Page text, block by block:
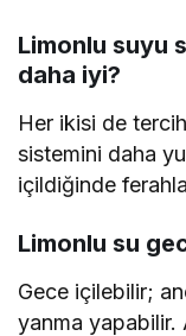
Limonlu suyu
daha iyi?
Her ikisi de
sistemini daha
içildiğinde
Limonlu su
Gece içilebilir;
yanma yapabilir.